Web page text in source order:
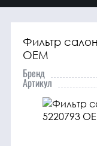
Агрегаты в
сборе
ГСМ
Фильтр
OEM
Бренд
Артикул